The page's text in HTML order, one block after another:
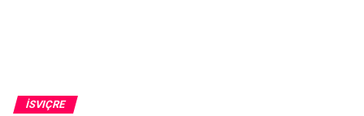
İSVIÇRE